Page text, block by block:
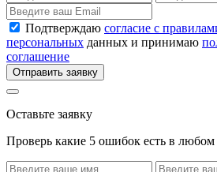
Подтверждаю согласие с
персональных данных и принимаю
соглашение
Отправить заявку
Оставьте заявку
Проверь какие 5 ошибок есть в